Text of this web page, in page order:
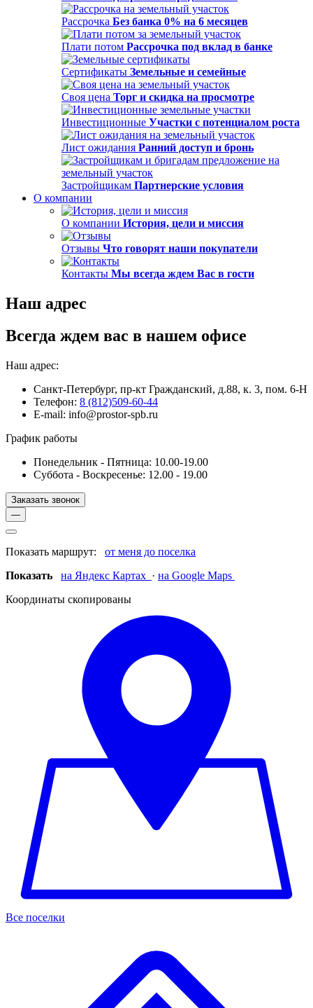
Рассрочка Без банка 0% на 6 месяцев
Плати потом Рассрочка под вклад в банке
Сертификаты Земельные и семейные
Своя цена Торг и скидка на просмотре
Инвестиционные Участки с потенциалом роста
Лист ожидания Ранний доступ и бронь
Застройщикам Партнерские условия
О компании
О компании История, цели и миссия
Отзывы Что говорят наши покупатели
Контакты Мы всегда ждем Вас в гости
Наш адрес
Всегда ждем вас в нашем офисе
Наш адрес:
Санкт-Петербург, пр-кт Гражданский, д.88, к. 3, пом. 6-Н
Телефон: 8 (812)509-60-44
E-mail: info@prostor-spb.ru
График работы
Понедельник - Пятница: 10.00-19.00
Суббота - Воскресенье: 12.00 - 19.00
Заказать звонок
—
Показать маршрут:
от меня до поселка
Показать
на Яндекс Картах · на Google Maps
Координаты скопированы
Все поселки